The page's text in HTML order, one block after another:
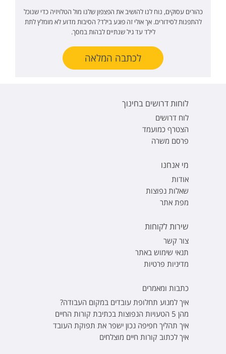
כהורים עסוקים, נוח לנו להושיב את הפצפון שלנו מול הטלויזיה כדי שנוכל
להתפנות לסידורים. אך אולי זה פוגע בילד? הסיבות מדוע לא מומלץ לתת
לילד עד גיל שנתיים לבהות במסך.
לכתבה המלאה
לוחות דרושים בחינוך
לוח דרושים
הצטרף כמועמד
פרסם משרה
מי אנחנו
אודות
שאלות נפוצות
מפת אתר
שירות לקוחות
צור קשר
תנאי שימוש באתר
מדיניות פרטיות
כתבות ומאמרים
איך למנוע תחלופת עובדים במקום העבודה?
מהן 5 הטעויות הנפוצות בכתיבת קורות החיים
איך תהליך חפיפה נכון ישפר את תפוקת העובד
איך לכתוב קורות חיים מוצלחים